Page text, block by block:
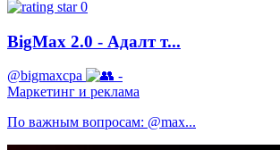
0
BigMax 2.0 - Адалт т...
@bigmaxcpa
-
Маркетинг и реклама
По важным вопросам: @max...